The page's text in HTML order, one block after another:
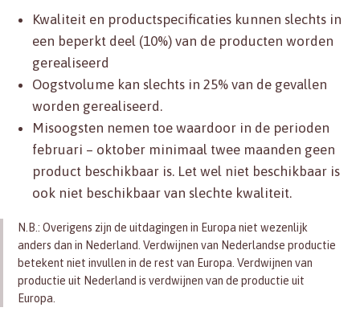
Kwaliteit en productspecificaties kunnen slechts in
een beperkt deel (10%) van de producten worden
gerealiseerd
Oogstvolume kan slechts in 25% van de gevallen
worden gerealiseerd.
Misoogsten nemen toe waardoor in de perioden
februari – oktober minimaal twee maanden geen
product beschikbaar is. Let wel niet beschikbaar is
ook niet beschikbaar van slechte kwaliteit.
N.B.: Overigens zijn de uitdagingen in Europa niet wezenlijk
anders dan in Nederland. Verdwijnen van Nederlandse productie
betekent niet invullen in de rest van Europa. Verdwijnen van
productie uit Nederland is verdwijnen van de productie uit
Europa.